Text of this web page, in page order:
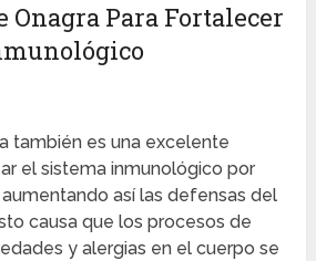
Para Fortalecer
también es una excelente
el sistema inmunológico por
así las defensas del
causa que los procesos de
y alergias en el cuerpo se